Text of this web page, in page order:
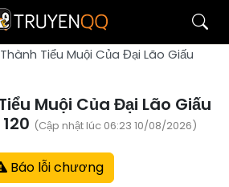
Tiểu Muội Của Đại Lão Giấu
Muội Của Đại Lão Giấu
(Cập nhật lúc 06:23 10/08/2026)
Báo lỗi chương